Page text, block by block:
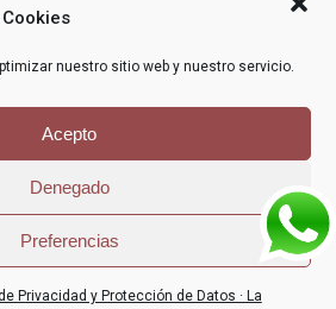
nuestro sitio web y nuestro servicio.
Acepto
Denegado
Preferencias
Privacidad y Protección de Datos · La
REEMBOLSO
lencería, corsetería, especialistas
Y PROTECCIÓN
POLÍTICA DE